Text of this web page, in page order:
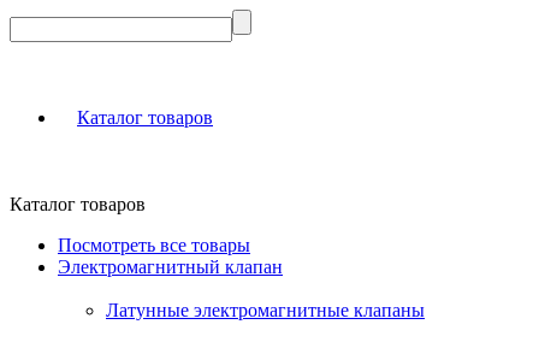
Каталог товаров
Каталог товаров
Посмотреть все товары
Электромагнитный клапан
Латунные электромагнитные клапаны